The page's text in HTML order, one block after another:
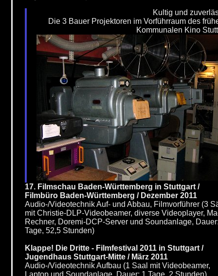
Kultig und
Die 3 Bauer Projektoren im Vorführraum des
Kommunalen Kino
17. Filmschau Baden-Württemberg in Stuttgart /
Filmbüro Baden-Württemberg / Dezember 2011
Audio-/Videotechnik Auf- und Abbau, Filmvorführer (3
mit Christie-DLP-Videobeamer, diverse Videoplayer,
Rechner, Doremi-DCP-Server und Soundanlage,
Tage, 52,5 Stunden)
Klappe! Die Dritte - Filmfestival 2011 in Stuttgart /
Jugendhaus Stuttgart-Mitte / März 2011
Audio-/Videotechnik Aufbau (1 Saal mit Videobeamer,
Laptop und Soundanlage, Dauer: 1 Tage, 2 Stunden)